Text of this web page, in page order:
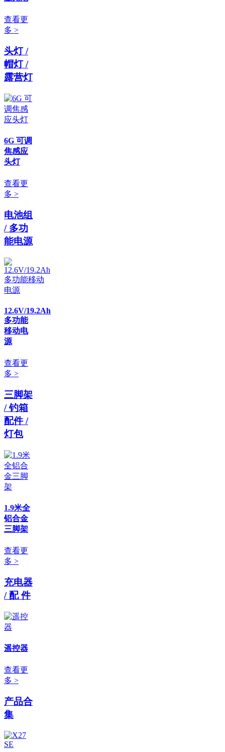
查看更
多 >
头灯 /
帽灯 /
露营灯
6G 可调
焦感应
头灯
查看更
多 >
电池组
/ 多功
能电源
12.6V/19.2Ah
多功能
移动电
源
查看更
多 >
三脚架
/ 钓箱
配件 /
灯包
1.9米全
铝合金
三脚架
查看更
多 >
充电器
/ 配 件
遥控器
查看更
多 >
产品合
集